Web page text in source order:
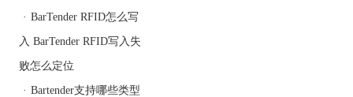
置。此时，BarTender
定条形码的密度。
关于BarTender 2016条码
标签设计软件的更多详细
· BarTender RFID怎么写
入 BarTender RFID写入失
败怎么定位
· Bartender支持哪些类型